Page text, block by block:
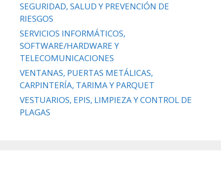
SEGURIDAD, SALUD Y PREVENCIÓN DE
RIESGOS
SERVICIOS INFORMÁTICOS,
SOFTWARE/HARDWARE Y
TELECOMUNICACIONES
VENTANAS, PUERTAS METÁLICAS,
CARPINTERÍA, TARIMA Y PARQUET
VESTUARIOS, EPIS, LIMPIEZA Y CONTROL DE
PLAGAS